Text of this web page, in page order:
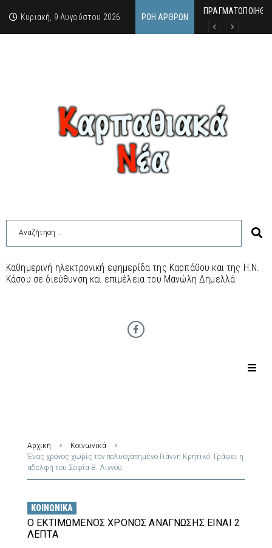
Κυριακή, 9 Αυγούστου 2026 ΡΟΉ ΆΡΘΡΩΝ
Απαγορεύεται
ΙΜΜΑΚΟΛΑΤΑ: 300
Καθημερινή ηλεκτρονική εφημερίδα της Καρπάθου και της Η.Ν.
Κάσου σε διεύθυνση και επιμέλεια του Μανώλη Δημελλά
Αρχική
Κοινωνικά
Ένας χρόνος χωρίς τον πολυαγαπημένο Γιάννη Κρητικό. Γράφει η
αδελφή του Σοφία Β. Λιγνού
ΚΟΙΝΩΝΙΚΆ
Ο ΕΚΤΙΜΏΜΕΝΟΣ ΧΡΌΝΟΣ ΑΝΆΓΝΩΣΗΣ ΕΊΝΑΙ 2
ΛΕΠΤΆ